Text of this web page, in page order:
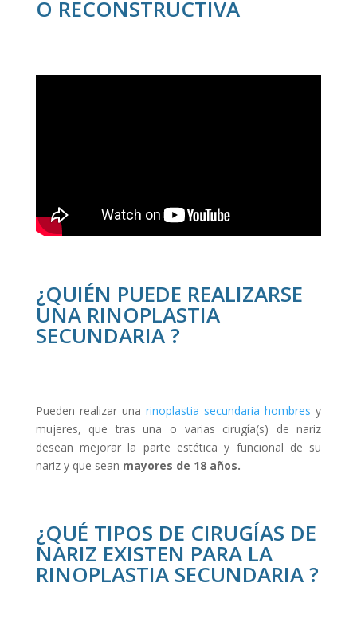
O RECONSTRUCTIVA
¿QUIÉN PUEDE REALIZARSE
UNA RINOPLASTIA
SECUNDARIA ?
Pueden realizar una rinoplastia secundaria hombres y
mujeres, que tras una o varias cirugía(s) de nariz
desean mejorar la parte estética y funcional de su
nariz y que sean mayores de 18 años.
¿QUÉ TIPOS DE CIRUGÍAS DE
NARIZ EXISTEN PARA LA
RINOPLASTIA SECUNDARIA ?